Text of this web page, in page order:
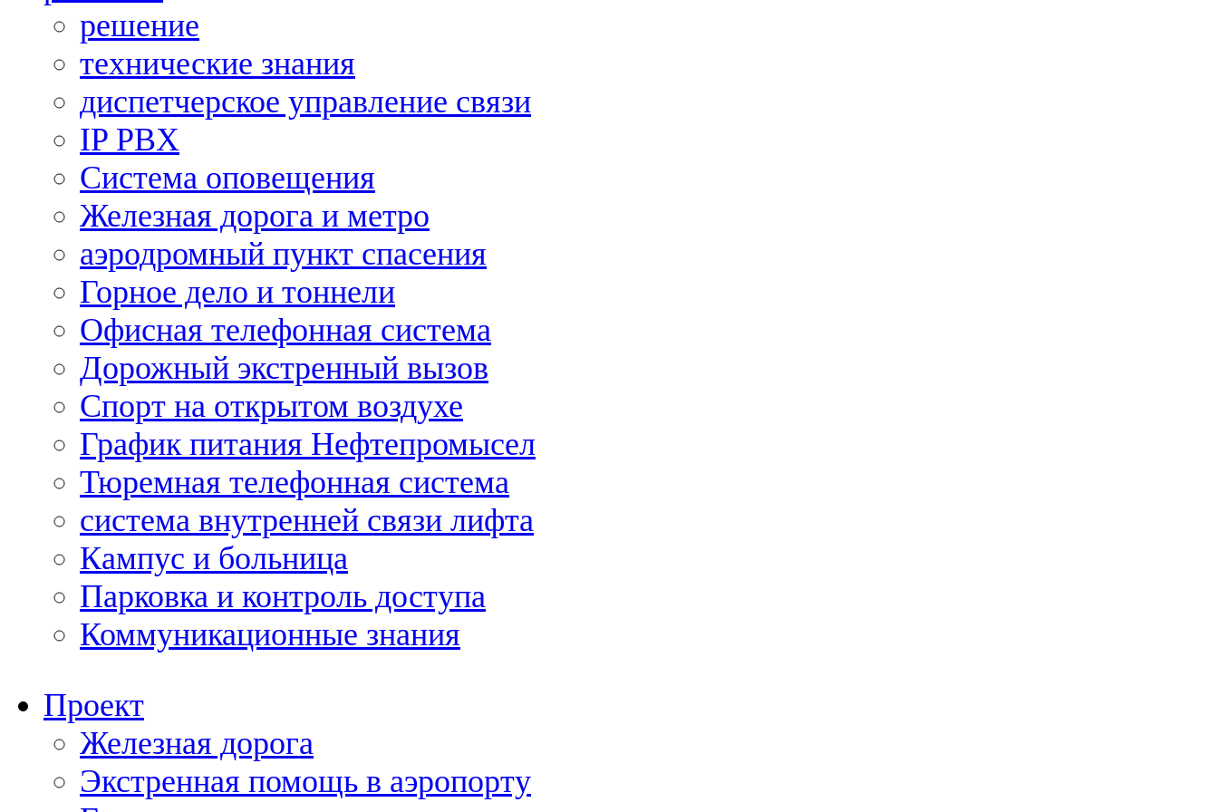
решение
технические знания
диспетчерское управление связи
IP PBX
Система оповещения
Железная дорога и метро
аэродромный пункт спасения
Горное дело и тоннели
Офисная телефонная система
Дорожный экстренный вызов
Спорт на открытом воздухе
График питания Нефтепромысел
Тюремная телефонная система
система внутренней связи лифта
Кампус и больница
Парковка и контроль доступа
Коммуникационные знания
Проект
Железная дорога
Экстренная помощь в аэропорту